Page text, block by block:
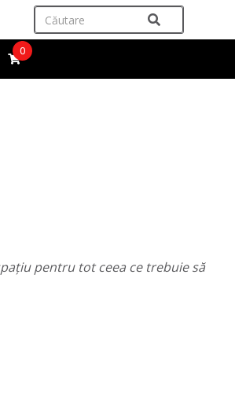
0
pentru tot ceea ce trebuie să